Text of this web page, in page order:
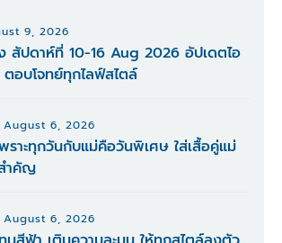
9, 2026
สัปดาห์ที่ 10-16 Aug 2026 อัปเดตไอ
ตอบโจทย์ทุกไลฟ์สไตล์
August 6, 2026
ราะทุกวันกับแม่คือวันพิเศษ ใส่เสื้อคู่แม่
ำคัญ
August 6, 2026